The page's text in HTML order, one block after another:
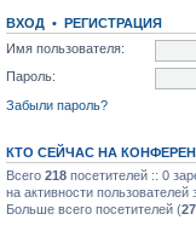
ВХОД • РЕГИСТРАЦИЯ
Имя пользователя:
Пароль:
Забыли пароль?
КТО СЕЙЧАС НА
Всего 218 посетителей :: 0
на активности
Больше всего посетителей (